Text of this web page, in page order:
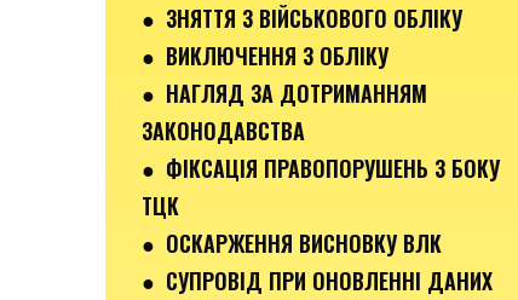
● ЗНЯТТЯ З ВІЙСЬКОВОГО ОБЛІКУ
● ВИКЛЮЧЕННЯ З ОБЛІКУ
● НАГЛЯД ЗА ДОТРИМАННЯМ
ЗАКОНОДАВСТВА
● ФІКСАЦІЯ ПРАВОПОРУШЕНЬ З БОКУ
ТЦК
● ОСКАРЖЕННЯ ВИСНОВКУ ВЛК
● СУПРОВІД ПРИ ОНОВЛЕННІ ДАНИХ